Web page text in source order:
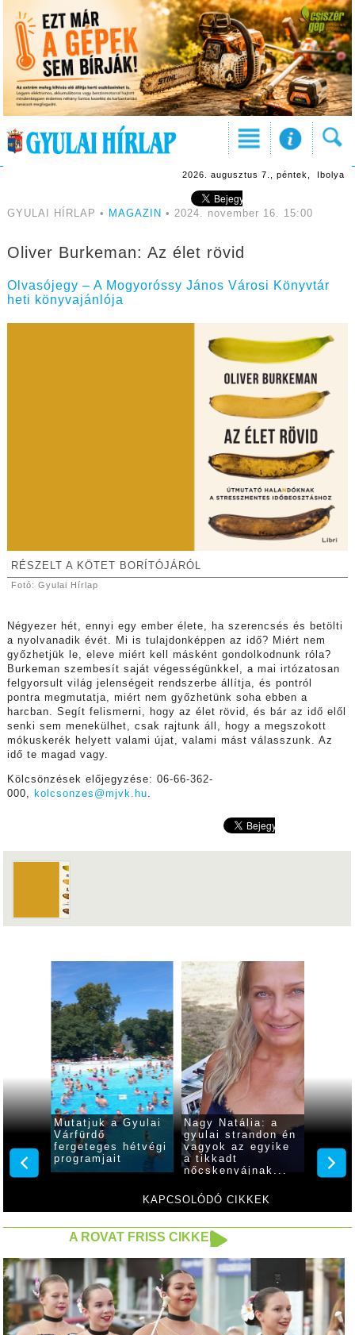
2026. augusztus 7., péntek, Ibolya
GYULAI HÍRLAP • MAGAZIN • 2024. november 16. 15:00
Oliver Burkeman: Az élet rövid
Olvasójegy – A Mogyoróssy János Városi Könyvtár
heti könyvajánlója
RÉSZELT A KÖTET BORÍTÓJÁRÓL
Fotó: Gyulai Hírlap
Négyezer hét, ennyi egy ember élete, ha szerencsés és betölti
a nyolvanadik évét. Mi is tulajdonképpen az idő? Miért nem
győzhetjük le, eleve miért kell másként gondolkodnunk róla?
Burkeman szembesít saját végességünkkel, a mai irtózatosan
felgyorsult világ jelenségeit rendszerbe állítja, és pontról
pontra megmutatja, miért nem győzhetünk soha ebben a
harcban. Segít felismerni, hogy az élet rövid, és bár az idő elől
senki sem menekülhet, csak rajtunk áll, hogy a megszokott
mókuskerék helyett valami újat, valami mást válasszunk. Az
idő te magad vagy.
Kölcsönzések előjegyzése: 06-66-362-
000,
kolcsonzes@mjvk.hu.
KAPCSOLÓDÓ CIKKEK
A
Mutatjuk a Gyulai
Várfürdő
fergeteges hétvégi
programjait
Nagy Natália: a
gyulai strandon én
vagyok az egyike
a tikkadt
nőcskenyájnak...
Idén
A ROVAT FRISS CIKKEI